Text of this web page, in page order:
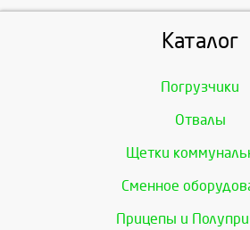
Каталог
Погрузчики
Отвалы
Щетки
Сменное
Прицепы и